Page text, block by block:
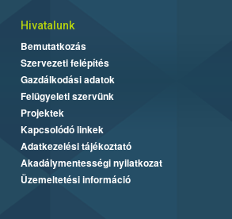
Hivatalunk
Bemutatkozás
Szervezeti felépítés
Gazdálkodási adatok
Felügyeleti szervünk
Projektek
Kapcsolódó linkek
Adatkezelési tájékoztató
Akadálymentességi nyilatkozat
Üzemeltetési információ